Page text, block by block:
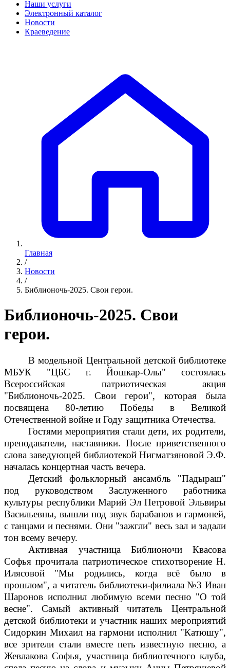
Наши услуги
Электронный каталог
Новости
Краеведение
Главная
/
Новости
/
Библионочь-2025. Свои герои.
Библионочь-2025. Свои
герои.
В модельной Центральной детской библиотеке
МБУК "ЦБС г. Йошкар-Олы" состоялась
Всероссийская патриотическая акция
"Библионочь-2025. Свои герои", которая была
посвящена 80-летию Победы в Великой
Отечественной войне и Году защитника Отечества.
Гостями мероприятия стали дети, их родители,
преподаватели, наставники. После приветственного
слова заведующей библиотекой Нигматзяновой Э.Ф.
началась концертная часть вечера.
Детский фольклорный ансамбль "Падыраш"
под руководством Заслуженного работника
культуры республики Марий Эл Петровой Эльвиры
Васильевны, вышли под звук барабанов и гармоней,
с танцами и песнями. Они "зажгли" весь зал и задали
тон всему вечеру.
Активная участница Библионочи Квасова
Софья прочитала патриотическое стихотворение Н.
Илясовой "Мы родились, когда всё было в
прошлом", а читатель библиотеки-филиала №3 Иван
Шаронов исполнил любимую всеми песню "О той
весне". Самый активный читатель Центральной
детской библиотеки и участник наших мероприятий
Сидоркин Михаил на гармони исполнил "Катюшу",
все зрители стали вместе петь известную песню, а
Жевлакова Софья, участница библиотечного клуба,